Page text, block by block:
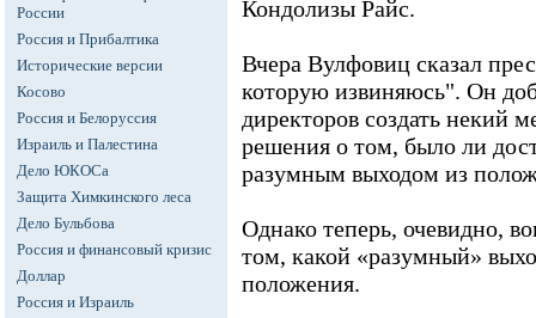
России
Россия и Прибалтика
Исторические версии
Косово
Россия и Белоруссия
Израиль и Палестина
Дело ЮКОСа
Защита Химкинского леса
Дело Бульбова
Россия и финансовый кризис
Доллар
Россия и Израиль
Кондолизы Райс.
Вчера Вулфовиц сказал
которую извиняюсь". Он
директоров создать некий
решения о том, было ли
разумным выходом из
Однако теперь, очевидно,
том, какой «разумный»
положения.